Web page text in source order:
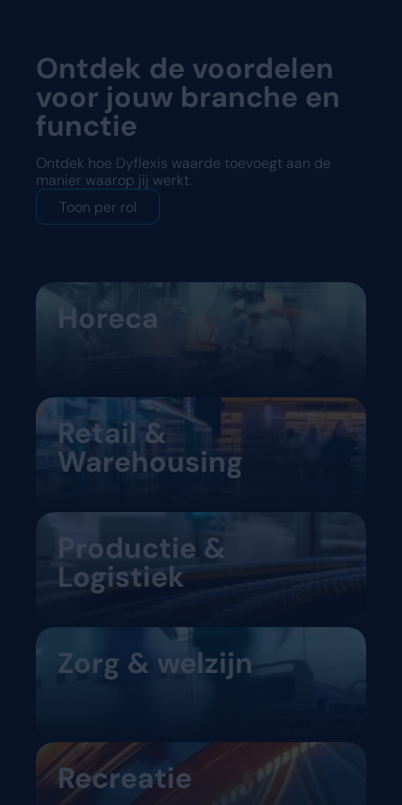
Ontdek de voordelen
voor jouw branche en
functie
Ontdek hoe Dyflexis waarde toevoegt aan de
manier waarop jij werkt.
Toon per rol
Horeca
Retail &
Warehousing
Productie &
Logistiek
Zorg & welzijn
Recreatie